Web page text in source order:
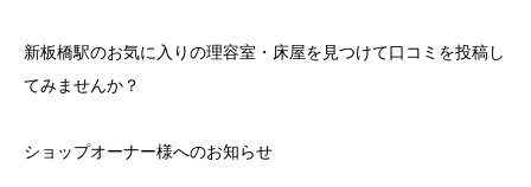
新板橋駅のお気に入りの理容室・床屋を見つけて口コミを投稿し
てみませんか？
ショップオーナー様へのお知らせ